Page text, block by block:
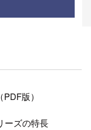
版）
ーズの特長